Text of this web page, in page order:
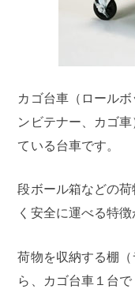
カゴ台車（ロール
ンビテナー、カゴ
ている台車です。
段ボール箱などの
く安全に運べる特徴
荷物を収納する棚
ら、カゴ台車１台